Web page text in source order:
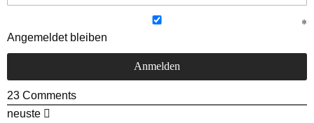
Angemeldet bleiben
23 Comments
neuste